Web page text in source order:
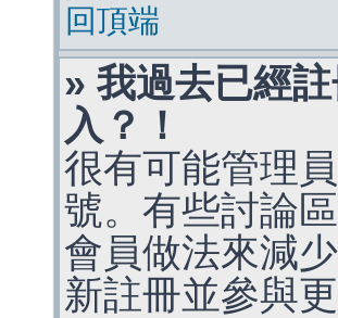
回頂端
» 我過去已經
入？！
很有可能管理
號。有些討論
會員做法來減
新註冊並參與